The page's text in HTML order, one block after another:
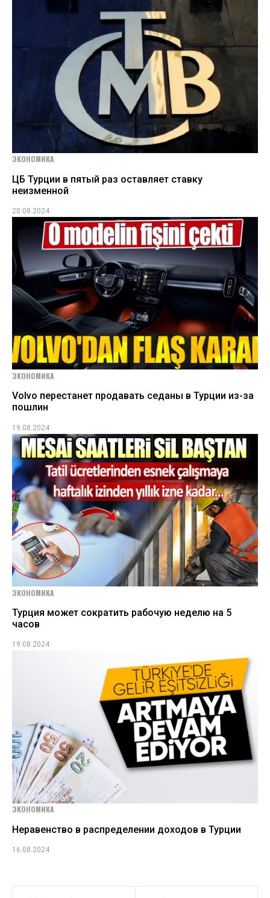
ЭКОНОМИКА
ЦБ Турции в пятый раз оставляет ставку
неизменной
20.08.2024
ЭКОНОМИКА
Volvo перестанет продавать седаны в Турции из-за
пошлин
19.08.2024
ЭКОНОМИКА
Турция может сократить рабочую неделю на 5
часов
19.08.2024
ЭКОНОМИКА
Неравенство в распределении доходов в Турции
16.08.2024